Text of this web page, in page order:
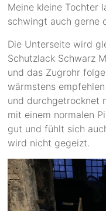
Meine kleine Tochter
schwingt auch gerne
Die Unterseite wird
Schutzlack Schwarz
und das Zugrohr
wärmstens
und durchgetrocknet
mit einem normalen
gut und fühlt sich
wird nicht gegeizt.